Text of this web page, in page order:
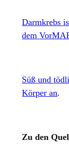
Darmkrebs
dem
Süß und
Körper an.
Zu den